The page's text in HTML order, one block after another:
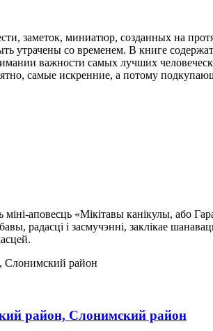
заметок, миниатюр, созданных на
утрачены со временем. В книге
важности самых лучших
самые искренние, а потому
аповесць «Мікітавы канікулы, або
радасці і засмучэнні, заклікае
район, Слонимский район